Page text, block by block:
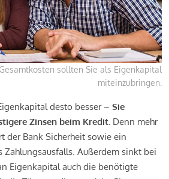
sollten Sie als Eigenkapital
miteinzubringen.
desto besser – Sie
Zinsen beim Kredit. Denn mehr
der Bank Sicherheit sowie ein
Zahlungsausfalls. Außerdem sinkt bei
Eigenkapital auch die benötigte